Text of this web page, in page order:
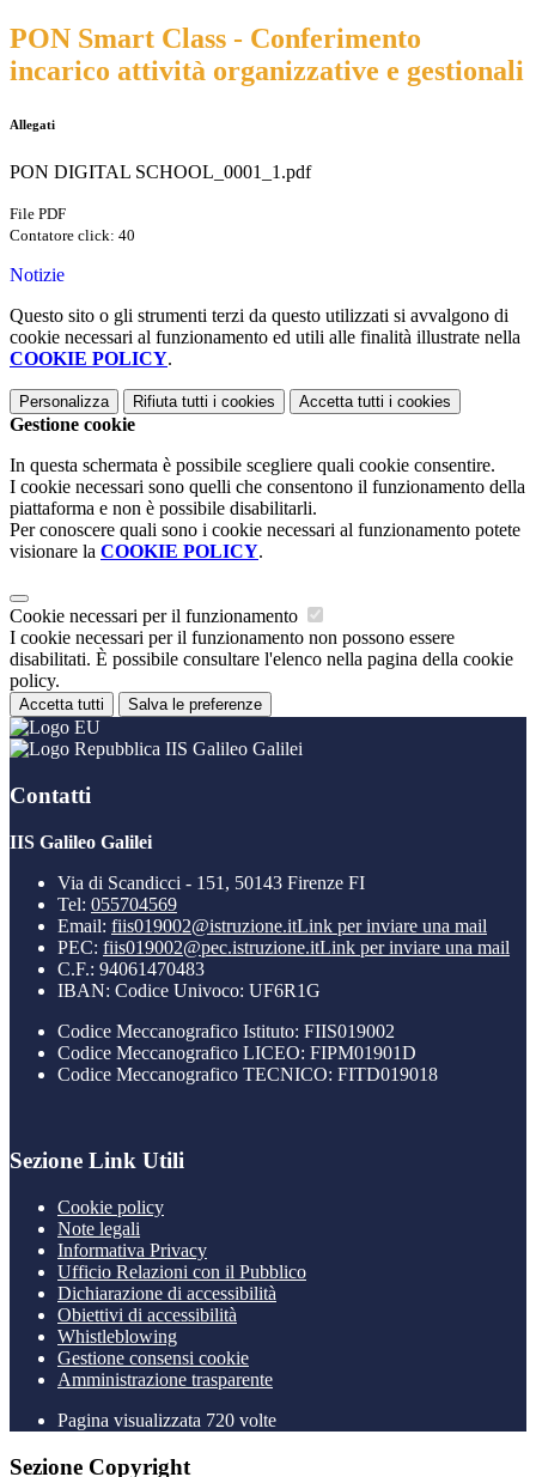
PON Smart Class - Conferimento
incarico attività organizzative e gestionali
Allegati
PON DIGITAL SCHOOL_0001_1.pdf
File PDF
Contatore click: 40
Notizie
Questo sito o gli strumenti terzi da questo utilizzati si avvalgono di
cookie necessari al funzionamento ed utili alle finalità illustrate nella
COOKIE POLICY.
Personalizza Rifiuta tutti i cookies Accetta tutti i cookies
Gestione cookie
In questa schermata è possibile scegliere quali cookie consentire.
I cookie necessari sono quelli che consentono il funzionamento della
piattaforma e non è possibile disabilitarli.
Per conoscere quali sono i cookie necessari al funzionamento potete
visionare la COOKIE POLICY.
Cookie necessari per il funzionamento
I cookie necessari per il funzionamento non possono essere
disabilitati. È possibile consultare l'elenco nella pagina della cookie
policy.
Accetta tutti Salva le preferenze
IIS Galileo Galilei
Contatti
IIS Galileo Galilei
Via di Scandicci - 151, 50143 Firenze FI
Tel: 055704569
Email: fiis019002@istruzione.itLink per inviare una mail
PEC: fiis019002@pec.istruzione.itLink per inviare una mail
C.F.: 94061470483
IBAN: Codice Univoco: UF6R1G
Codice Meccanografico Istituto: FIIS019002
Codice Meccanografico LICEO: FIPM01901D
Codice Meccanografico TECNICO: FITD019018
Sezione Link Utili
Cookie policy
Note legali
Informativa Privacy
Ufficio Relazioni con il Pubblico
Dichiarazione di accessibilità
Obiettivi di accessibilità
Whistleblowing
Gestione consensi cookie
Amministrazione trasparente
Pagina visualizzata 720 volte
Sezione Copyright